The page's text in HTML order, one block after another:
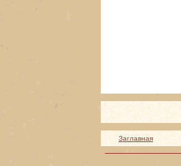
Заглавная